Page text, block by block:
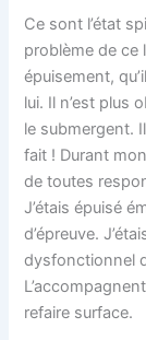
Ce sont l’état
problème de ce
épuisement,
lui. Il n’est plus
le submergent.
fait ! Durant
de toutes
J’étais épuisé
d’épreuve.
dysfonctionnel
refaire surface.